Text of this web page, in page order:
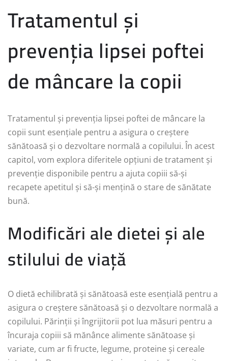
Tratamentul și
prevenția lipsei poftei
de mâncare la copii
Tratamentul și prevenția lipsei poftei de mâncare la
copii sunt esențiale pentru a asigura o creștere
sănătoasă și o dezvoltare normală a copilului. În acest
capitol, vom explora diferitele opțiuni de tratament și
prevenție disponibile pentru a ajuta copiii să-și
recapete apetitul și să-și mențină o stare de sănătate
bună.
Modificări ale dietei și ale
stilului de viață
O dietă echilibrată și sănătoasă este esențială pentru a
asigura o creștere sănătoasă și o dezvoltare normală a
copilului. Părinții și îngrijitorii pot lua măsuri pentru a
încuraja copiii să mănânce alimente sănătoase și
variate, cum ar fi fructe, legume, proteine și cereale